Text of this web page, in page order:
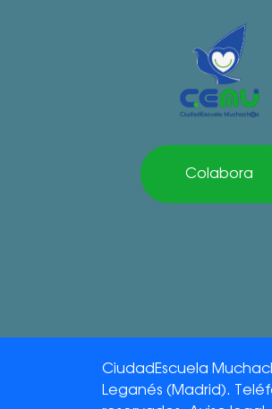
Colabora
CiudadEscuela
Leganés (Madrid).